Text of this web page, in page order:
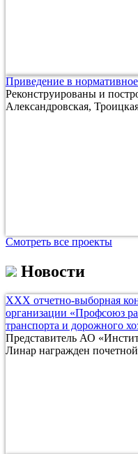
Приведение в
Реконструированы и
Александровская,
Смотреть все проекты
Новости
ХХХ отчетно-выборная
организации «Профсоюз
транспорта и дорожного
Представитель АО
Линар награжден почетной